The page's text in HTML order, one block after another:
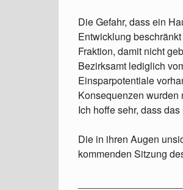
Die Gefahr, dass ein
Entwicklung
Fraktion, damit nicht
Bezirksamt lediglich
Einsparpotentiale
Konsequenzen wurden
Ich hoffe sehr, dass
Die in ihren Augen
kommenden Sitzung